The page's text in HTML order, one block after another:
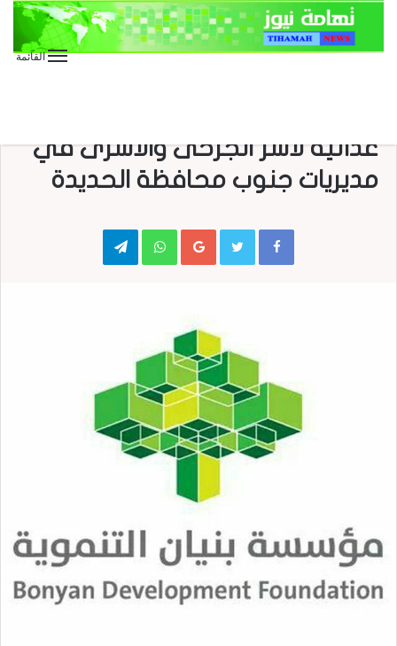
القائمة
غذائية لأسر الجرحى والأسرى في
مديريات جنوب محافظة الحديدة
Google+
WhatsApp
Telegram